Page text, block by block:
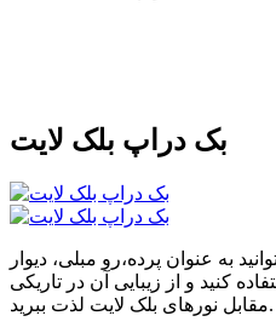
بک دراپ بلک لایت
به عنوان پرده،رو مبلی، دیوار
کنید و از زیبایی آن در تاریکی
مقابل نورهای بلک لایت لذت ببرید.